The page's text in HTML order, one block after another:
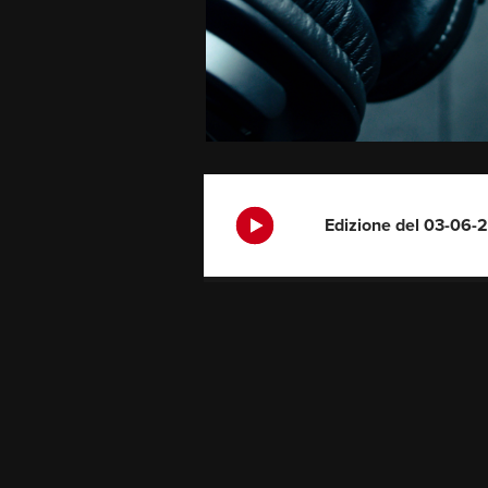
Edizione del 03-06-